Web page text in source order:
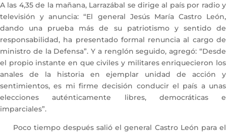
A las 4,35 de la mañana, Larrazábal se dirige al país por radio y
televisión y anuncia: “El general Jesús María Castro León,
dando una prueba más de su patriotismo y sentido de
responsabilidad, ha presentado formal renuncia al cargo de
ministro de la Defensa”. Y a renglón seguido, agregó: “Desde
el propio instante en que civiles y militares enriquecieron los
anales de la historia en ejemplar unidad de acción y
sentimientos, es mi firme decisión conducir el país a unas
elecciones auténticamente libres, democráticas e
imparciales”.
Poco tiempo después salió el general Castro León para el